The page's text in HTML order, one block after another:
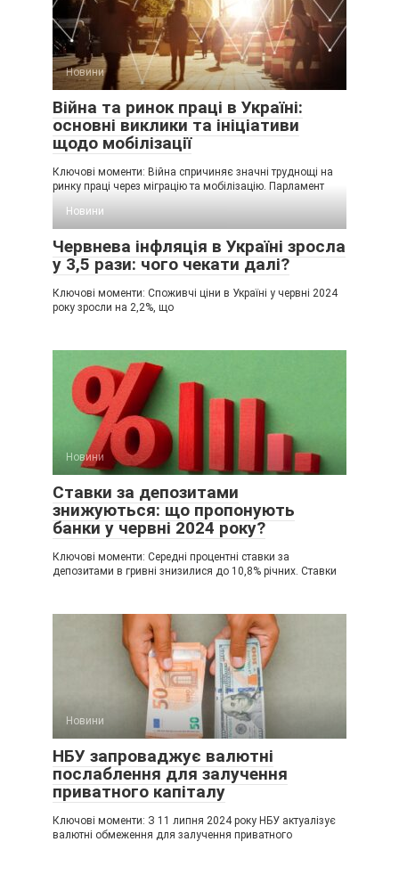
Новини
Війна та ринок праці в Україні:
основні виклики та ініціативи
щодо мобілізації
Ключові моменти: Війна спричиняє значні труднощі на
ринку праці через міграцію та мобілізацію. Парламент
Новини
Червнева інфляція в Україні зросла
у 3,5 рази: чого чекати далі?
Ключові моменти: Споживчі ціни в Україні у червні 2024
року зросли на 2,2%, що
Новини
Ставки за депозитами
знижуються: що пропонують
банки у червні 2024 року?
Ключові моменти: Середні процентні ставки за
депозитами в гривні знизилися до 10,8% річних. Ставки
Новини
НБУ запроваджує валютні
послаблення для залучення
приватного капіталу
Ключові моменти: З 11 липня 2024 року НБУ актуалізує
валютні обмеження для залучення приватного